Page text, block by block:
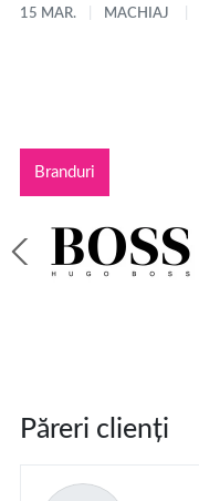
15 MAR.
MACHIAJ
Branduri
Păreri clienți